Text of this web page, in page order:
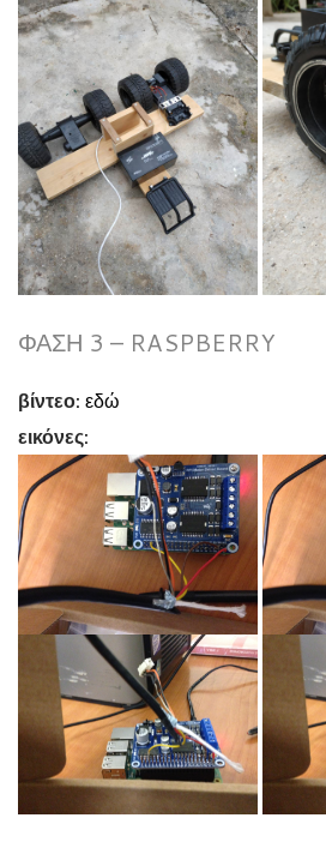
ΦΆΣΗ 3 – RASPBERRY
βίντεο: εδώ
εικόνες: